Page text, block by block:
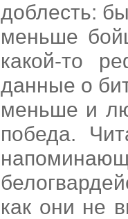
доблесть:
меньше
какой-то
данные о
меньше и
победа.
как они не